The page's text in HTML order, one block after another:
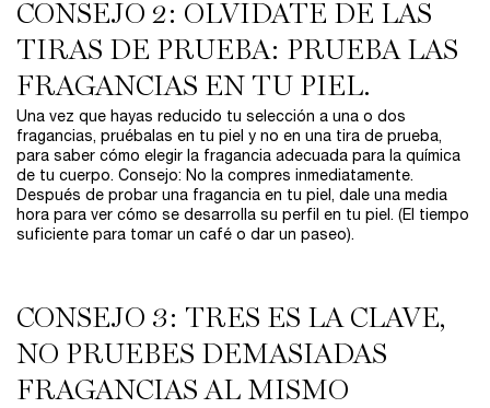
CONSEJO 2: OLVIDATE DE LAS
TIRAS DE PRUEBA: PRUEBA LAS
FRAGANCIAS EN TU PIEL.
Una vez que hayas reducido tu selección a una o dos
fragancias, pruébalas en tu piel y no en una tira de prueba,
para saber cómo elegir la fragancia adecuada para la química
de tu cuerpo. Consejo: No la compres inmediatamente.
Después de probar una fragancia en tu piel, dale una media
hora para ver cómo se desarrolla su perfil en tu piel. (El tiempo
suficiente para tomar un café o dar un paseo).
CONSEJO 3: TRES ES LA CLAVE,
NO PRUEBES DEMASIADAS
FRAGANCIAS AL MISMO